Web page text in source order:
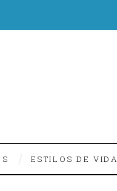
ESTILOS DE VIDA